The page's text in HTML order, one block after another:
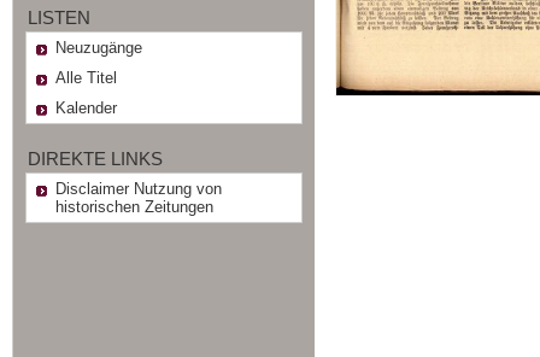
LISTEN
Neuzugänge
Alle Titel
Kalender
DIREKTE LINKS
Disclaimer Nutzung von
historischen Zeitungen